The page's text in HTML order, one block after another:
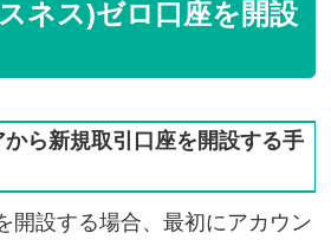
ネス)ゼロ口座を開設
ら新規取引口座を開設する手
開設する場合、最初にアカウン